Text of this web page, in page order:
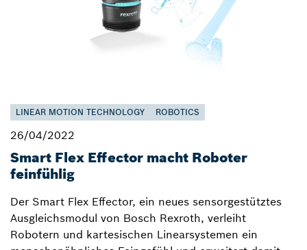
LINEAR MOTION TECHNOLOGY ROBOTICS
26/04/2022
Smart Flex Effector macht Roboter
feinfühlig
Der Smart Flex Effector, ein neues sensorgestütztes
Ausgleichsmodul von Bosch Rexroth, verleiht
Robotern und kartesischen Linearsystemen ein